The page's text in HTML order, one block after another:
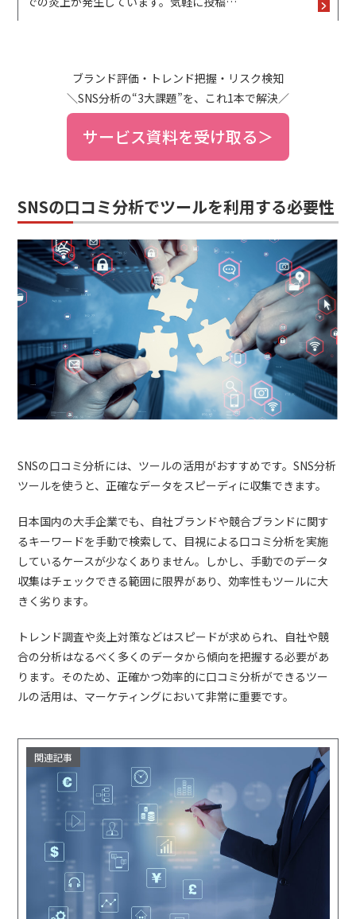
ブランド評価・トレンド把握・リスク検知
＼SNS分析の“3大課題”を、これ1本で解決／
サービス資料を受け取る＞
SNSの口コミ分析でツールを利用する必要性
SNSの口コミ分析には、ツールの活用がおすすめです。SNS分析
ツールを使うと、正確なデータをスピーディに収集できます。
日本国内の大手企業でも、自社ブランドや競合ブランドに関す
るキーワードを手動で検索して、目視による口コミ分析を実施
しているケースが少なくありません。しかし、手動でのデータ
収集はチェックできる範囲に限界があり、効率性もツールに大
きく劣ります。
トレンド調査や炎上対策などはスピードが求められ、自社や競
合の分析はなるべく多くのデータから傾向を把握する必要があ
ります。そのため、正確かつ効率的に口コミ分析ができるツー
ルの活用は、マーケティングにおいて非常に重要です。